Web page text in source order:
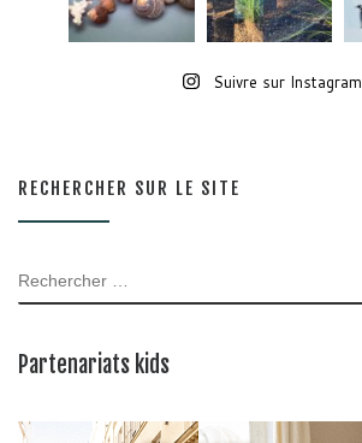
Suivre sur Instagram
RECHERCHER SUR LE SITE
RECHERCHER
Partenariats kids